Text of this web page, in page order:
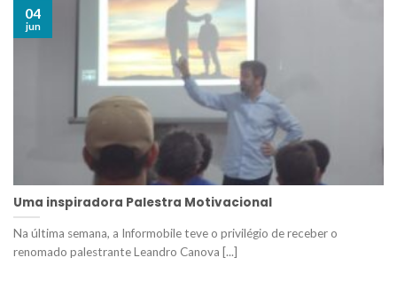
Uma inspiradora Palestra Motivacional
Na última semana, a Informobile teve o privilégio de receber o
renomado palestrante Leandro Canova [...]
04
jun